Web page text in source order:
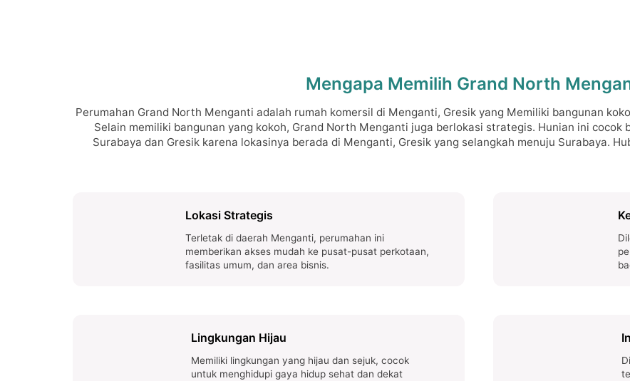
Mengapa Memilih Grand North
Perumahan Grand North Menganti adalah rumah komersil di Menganti, Gresik yang Memiliki bangunan
Selain memiliki bangunan yang kokoh, Grand North Menganti juga berlokasi strategis. Hunian ini
Surabaya dan Gresik karena lokasinya berada di Menganti, Gresik yang selangkah menuju Surabaya.
Lokasi Strategis
Terletak di daerah Menganti, perumahan ini
memberikan akses mudah ke pusat-pusat perkotaan,
fasilitas umum, dan area bisnis.
Lingkungan Hijau
Memiliki lingkungan yang hijau dan sejuk, cocok
untuk menghidupi gaya hidup sehat dan dekat